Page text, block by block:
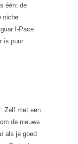
één: de
niche
I-Pace
is puur
Zelf met een
de nieuwe
als je goed